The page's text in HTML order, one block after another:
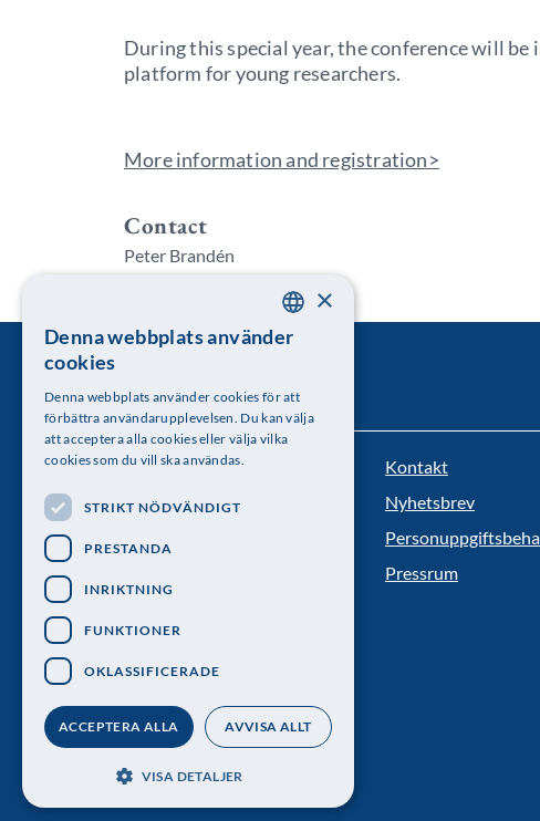
During this special year, the conference will be
platform for young researchers.
More information and registration>
Contact
Peter Brandén
Kungl. Vetenskapsakademien
Besöksadress: Lilla Frescativägen 4A
Telefon: 08-673 95 00
Kontakt
Nyhetsbrev
Pressrum
SWEDISH
×
Denna webbplats använder
cookies
Denna webbplats använder cookies för att
förbättra användarupplevelsen. Du kan välja
att acceptera alla cookies eller välja vilka
cookies som du vill ska användas.
STRIKT NÖDVÄNDIGT
PRESTANDA
INRIKTNING
FUNKTIONER
OKLASSIFICERADE
ACCEPTERA ALLA AVVISA ALLT
VISA DETALJER